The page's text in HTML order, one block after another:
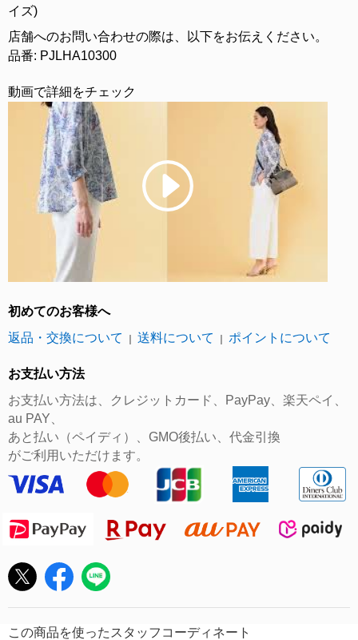
イズ)
店舗へのお問い合わせの際は、以下をお伝えください。
品番: PJLHA10300
動画で詳細をチェック
初めてのお客様へ
返品・交換について
送料について ポイントについて
お支払い方法
お支払い方法は、クレジットカード、PayPay、楽天ペイ、
au PAY、
あと払い（ペイディ）、GMO後払い、代金引換
がご利用いただけます。
この商品を使ったスタッフコーディネート